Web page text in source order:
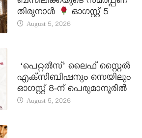
തിരുനാൾ
ഓഗസ്റ്റ് 5 –
August 5, 2026
‘പെറ്റൽസ്’ ലൈഫ് സ്റ്റൈൽ
എക്സിബിഷനും സെയിലും
ഓഗസ്റ്റ് 8-ന് പെരുമാനൂരിൽ
August 5, 2026